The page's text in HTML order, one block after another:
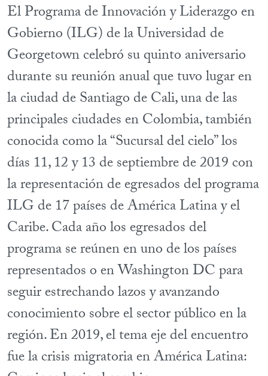
El Programa de Innovación y Liderazgo en
Gobierno (ILG) de la Universidad de
Georgetown celebró su quinto aniversario
durante su reunión anual que tuvo lugar en
la ciudad de Santiago de Cali, una de las
principales ciudades en Colombia, también
conocida como la “Sucursal del cielo” los
días 11, 12 y 13 de septiembre de 2019 con
la representación de egresados del programa
ILG de 17 países de América Latina y el
Caribe. Cada año los egresados del
programa se reúnen en uno de los países
representados o en Washington DC para
seguir estrechando lazos y avanzando
conocimiento sobre el sector público en la
región. En 2019, el tema eje del encuentro
fue la crisis migratoria en América Latina: